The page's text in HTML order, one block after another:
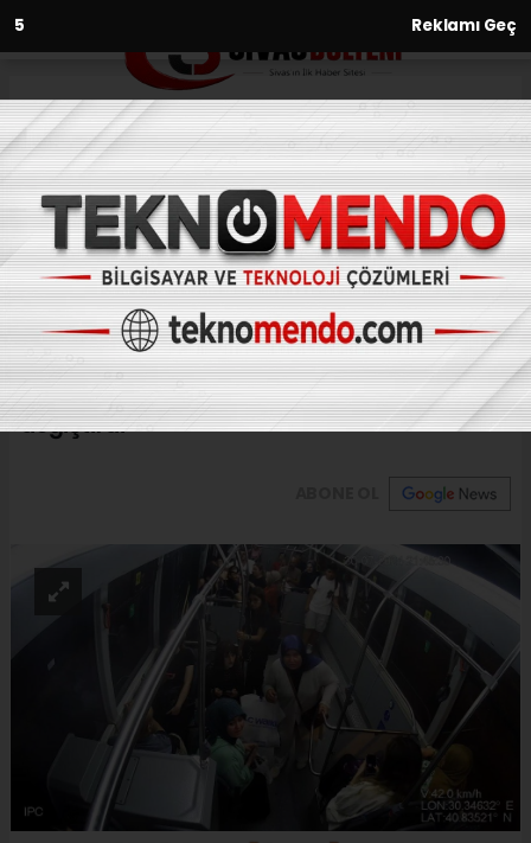
3 Reklamı Geç
Anasayfa Gündem
Otobüste fenalaşan yolcu için
güzergahını değiştirdi
GÜNDEM
(İHA) - İhlas Haber Ajansı | 31.07.2024 - 20:31, Güncelleme: 31.07.2024
- 20:05
Otobüste fenalaşan yolcu için güzergahını
değiştirdi